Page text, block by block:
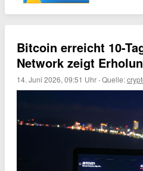
Bitcoin erreicht 10-
Network zeigt
14. Juni 2026, 09:51 Uhr ·Quelle: